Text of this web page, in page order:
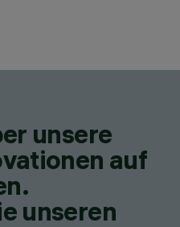
unsere
auf
unseren